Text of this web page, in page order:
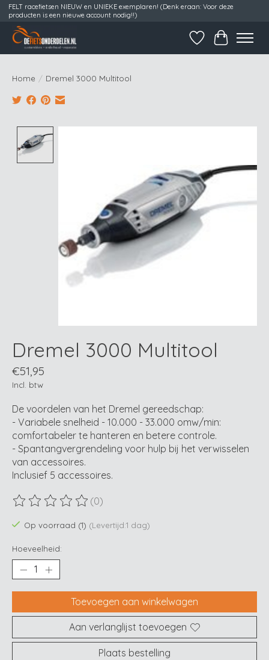
FELT racefietsen NIEUW en UNIEKE exemplaren! (Denk eraan: Voor deze
producten is een nieuwe account nodig!!)
Verlanglijst
Home / Dremel 3000 Multitool
Dremel 3000 Multitool
€51,95
Incl. btw
De voordelen van het Dremel gereedschap:
- Variabele snelheid - 10.000 - 33.000 omw/min:
comfortabeler te hanteren en betere controle.
- Spantangvergrendeling voor hulp bij het verwisselen
van accessoires.
Inclusief 5 accessoires.
De beoordeling van dit product is
(0)
Op voorraad (1) (Levertijd:1 dag)
Hoeveelheid:
Toevoegen aan winkelwagen
Aan verlanglijst toevoegen
Plaats bestelling